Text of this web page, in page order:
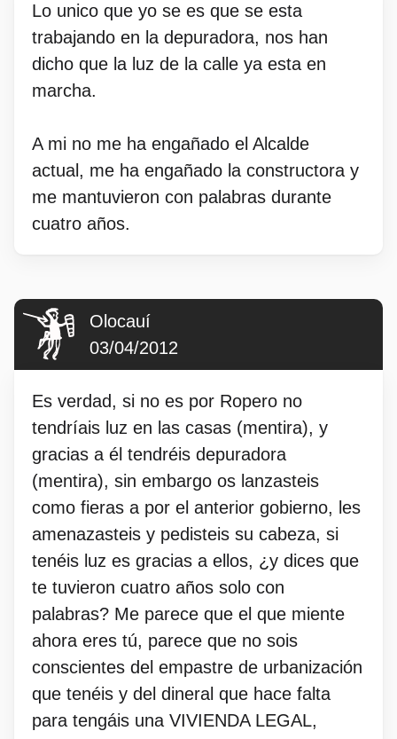
Lo unico que yo se es que se esta
trabajando en la depuradora, nos han
dicho que la luz de la calle ya esta en
marcha.
A mi no me ha engañado el Alcalde
actual, me ha engañado la constructora y
me mantuvieron con palabras durante
cuatro años.
Olocauí
03/04/2012
Es verdad, si no es por Ropero no
tendríais luz en las casas (mentira), y
gracias a él tendréis depuradora
(mentira), sin embargo os lanzasteis
como fieras a por el anterior gobierno, les
amenazasteis y pedisteis su cabeza, si
tenéis luz es gracias a ellos, ¿y dices que
te tuvieron cuatro años solo con
palabras? Me parece que el que miente
ahora eres tú, parece que no sois
conscientes del empastre de urbanización
que tenéis y del dineral que hace falta
para tengáis una VIVIENDA LEGAL,